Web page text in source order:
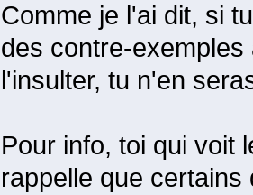
Comme je l'ai dit, si
des contre-
l'insulter, tu n'en
Pour info, toi qui voit
rappelle que